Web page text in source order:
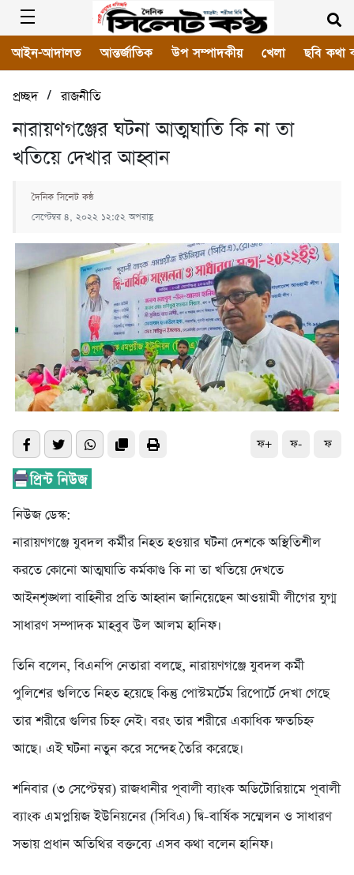
আইন-আদালত আন্তর্জাতিক উপ সম্পাদকীয় খেলা ছবি কথা
প্রচ্ছদ/রাজনীতি
নারায়ণগঞ্জের ঘটনা আত্মঘাতি কি না তা
খতিয়ে দেখার আহ্বান
দৈনিক সিলেট কন্ঠ
সেপ্টেম্বর ৪, ২০২২ ১২:৫২ অপরাহ্ণ
ফ+ ফ- ফ
নিউজ ডেস্ক:
নারায়ণগঞ্জে যুবদল কর্মীর নিহত হওয়ার ঘটনা দেশকে অস্থিতিশীল
করতে কোনো আত্মঘাতি কর্মকাণ্ড কি না তা খতিয়ে দেখতে
আইনশৃঙ্খলা বাহিনীর প্রতি আহ্বান জানিয়েছেন আওয়ামী লীগের যুগ্ম
সাধারণ সম্পাদক মাহবুব উল আলম হানিফ।
তিনি বলেন, বিএনপি নেতারা বলছে, নারায়ণগঞ্জে যুবদল কর্মী
পুলিশের গুলিতে নিহত হয়েছে কিন্তু পোস্টমর্টেম রিপোর্টে দেখা গেছে
তার শরীরে গুলির চিহ্ন নেই। বরং তার শরীরে একাধিক ক্ষতচিহ্ন
আছে। এই ঘটনা নতুন করে সন্দেহ তৈরি করেছে।
শনিবার (৩ সেপ্টেম্বর) রাজধানীর পূবালী ব্যাংক অডিটোরিয়ামে পূবালী
ব্যাংক এমপ্লয়িজ ইউনিয়নের (সিবিএ) দ্বি-বার্ষিক সম্মেলন ও সাধারণ
সভায় প্রধান অতিথির বক্তব্যে এসব কথা বলেন হানিফ।